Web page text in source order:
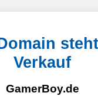
Verkauf
GamerBoy.de